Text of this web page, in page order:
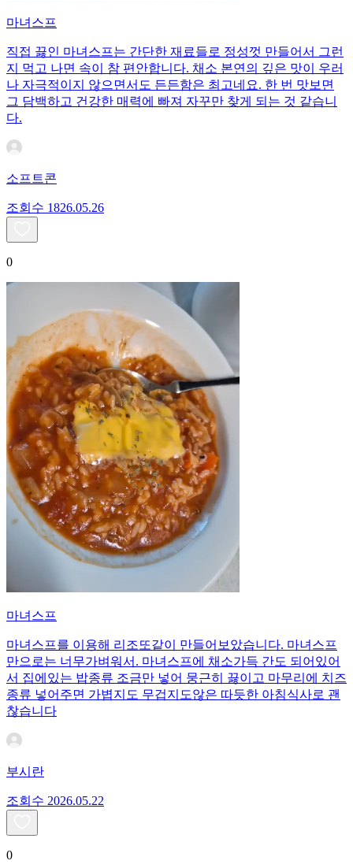
마녀스프
직접 끓인 마녀스프는 간단한 재료들로 정성껏 만들어서 그런
지 먹고 나면 속이 참 편안합니다. 채소 본연의 깊은 맛이 우러
나 자극적이지 않으면서도 든든함은 최고네요. 한 번 맛보면
그 담백하고 건강한 매력에 빠져 자꾸만 찾게 되는 것 같습니
다.
소프트콘
조회수 1826.05.26
0
마녀스프
마녀스프를 이용해 리조또같이 만들어보았습니다. 마녀스프
만으로는 너무가벼워서. 마녀스프에 채소가득 간도 되어있어
서 집에있는 밥종류 조금만 넣어 뭉근히 끓이고 마무리에 치즈
종류 넣어주면 가볍지도 무겁지도않은 따듯한 아침식사로 괜
찮습니다
부시란
조회수 2026.05.22
0